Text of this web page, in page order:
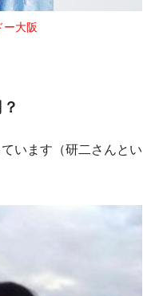
ー大阪
います（研二さんとい